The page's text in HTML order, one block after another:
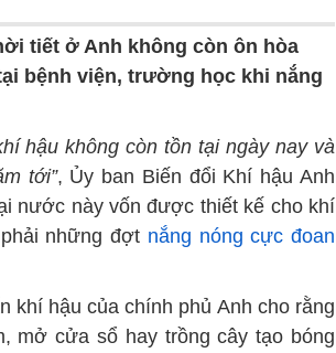
tiết ở Anh không còn ôn hòa
bệnh viện, trường học khi nắng
hậu không còn tồn tại ngày nay và
tới”, Ủy ban Biến đổi Khí hậu Anh
nước này vốn được thiết kế cho khí
những đợt nắng nóng cực đoan
khí hậu của chính phủ Anh cho rằng
mở cửa sổ hay trồng cây tạo bóng